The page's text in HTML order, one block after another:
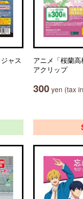
ャス
アニメ「桜蘭
アクリップ
300 yen (tax